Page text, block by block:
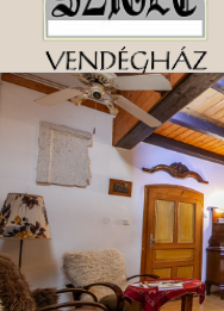
Nyitólap › Apartmanok ›